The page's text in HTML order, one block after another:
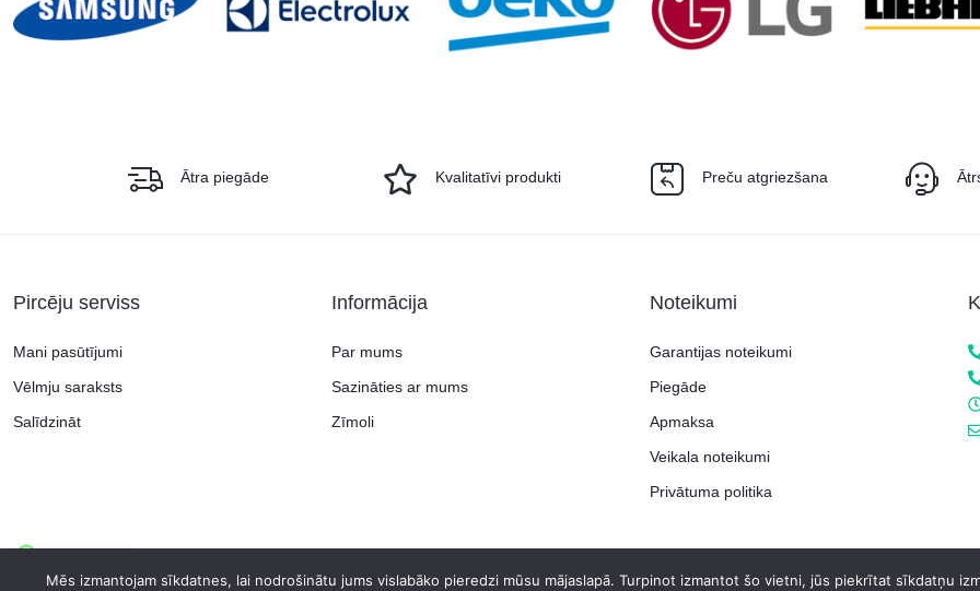
Ātra piegāde Kvalitatīvi produkti Preču atgriezšana
Pircēju serviss
Mani pasūtījumi
Vēlmju saraksts
Salīdzināt
Informācija
Par mums
Sazināties ar mums
Zīmoli
Noteikumi
Garantijas noteikumi
Piegāde
Apmaksa
Veikala noteikumi
Privātuma politika
Mēs izmantojam sīkdatnes, lai nodrošinātu jums vislabāko pieredzi mūsu mājaslapā. Turpinot izmantot šo vietni, jūs piekrītat sīkdatņu